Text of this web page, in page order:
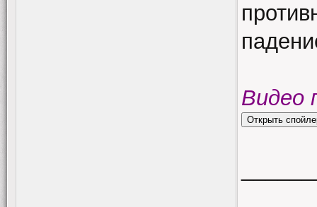
Видео